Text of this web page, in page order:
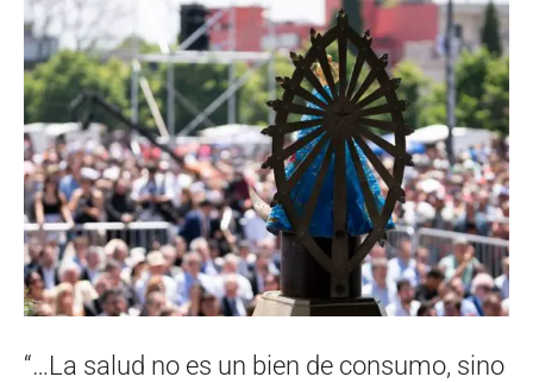
“…La salud no es un bien de consumo, sino